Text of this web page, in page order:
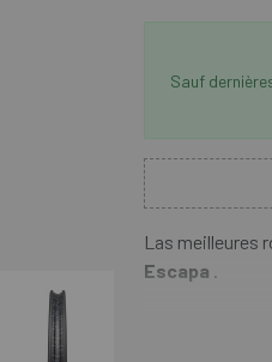
Sauf
Las meilleures
Escapa .
roue TT à